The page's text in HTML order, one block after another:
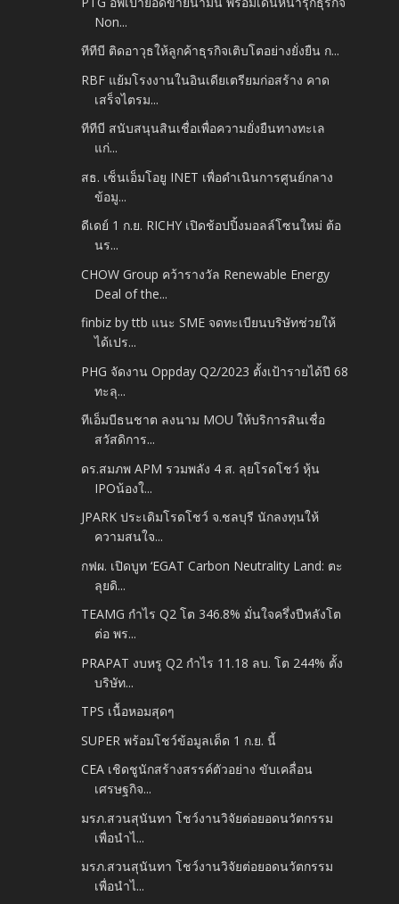
Non...
ทีทีบี ติดอาวุธให้ลูกค้าธุรกิจเติบโตอย่างยั่งยืน ก...
RBF แย้มโรงงานในอินเดียเตรียมก่อสร้าง คาด
เสร็จไตรม...
ทีทีบี สนับสนุนสินเชื่อเพื่อความยั่งยืนทางทะเล
แก่...
สธ. เซ็นเอ็มโอยู INET เพื่อดำเนินการศูนย์กลาง
ข้อมู...
ดีเดย์ 1 ก.ย. RICHY เปิดช้อปปิ้งมอลล์โซนใหม่ ต้อ
นร...
CHOW Group คว้ารางวัล Renewable Energy
Deal of the...
finbiz by ttb แนะ SME จดทะเบียนบริษัทช่วยให้
ได้เปร...
PHG จัดงาน Oppday Q2/2023 ตั้งเป้ารายได้ปี 68
ทะลุ...
ทีเอ็มบีธนชาต ลงนาม MOU ให้บริการสินเชื่อ
สวัสดิการ...
ดร.สมภพ APM รวมพลัง 4 ส. ลุยโรดโชว์ หุ้น
IPOน้องใ...
JPARK ประเดิมโรดโชว์ จ.ชลบุรี นักลงทุนให้
ความสนใจ...
กฟผ. เปิดบูท ‘EGAT Carbon Neutrality Land: ตะ
ลุยดิ...
TEAMG กำไร Q2 โต 346.8% มั่นใจครึ่งปีหลังโต
ต่อ พร...
PRAPAT งบหรู Q2 กำไร 11.18 ลบ. โต 244% ตั้ง
บริษัท...
TPS เนื้อหอมสุดๆ
SUPER พร้อมโชว์ข้อมูลเด็ด 1 ก.ย. นี้
CEA เชิดชูนักสร้างสรรค์ตัวอย่าง ขับเคลื่อน
เศรษฐกิจ...
มรภ.สวนสุนันทา โชว์งานวิจัยต่อยอดนวัตกรรม
เพื่อนำไ...
มรภ.สวนสุนันทา โชว์งานวิจัยต่อยอดนวัตกรรม
เพื่อนำไ...